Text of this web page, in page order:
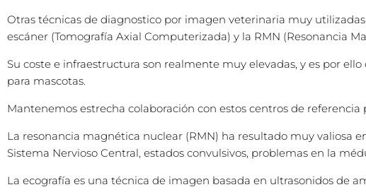
Otras técnicas de diagnostico por imagen veterinaria muy
escáner (Tomografía Axial Computerizada) y la RMN (Resonancia
Su coste e infraestructura son realmente muy elevadas, y es por
para mascotas.
Mantenemos estrecha colaboración con estos centros de
La resonancia magnética nuclear (RMN) ha resultado muy valiosa
Sistema Nervioso Central, estados convulsivos, problemas en la
La ecografía es una técnica de imagen basada en ultrasonidos de